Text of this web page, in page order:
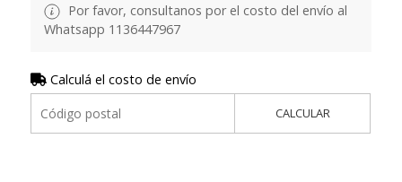
Por favor, consultanos por el costo del envío al
Whatsapp 1136447967
Calculá el costo de envío
CALCULAR